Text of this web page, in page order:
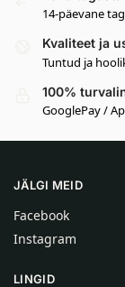
14-päevane
Kvaliteet ja
Tuntud ja
100%
GooglePay /
JÄLGI MEID
Facebook
Instagram
LINGID